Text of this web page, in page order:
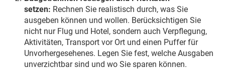
setzen: Rechnen Sie realistisch durch, was Sie
ausgeben können und wollen. Berücksichtigen Sie
nicht nur Flug und Hotel, sondern auch Verpflegung,
Aktivitäten, Transport vor Ort und einen Puffer für
Unvorhergesehenes. Legen Sie fest, welche Ausgaben
unverzichtbar sind und wo Sie sparen können.